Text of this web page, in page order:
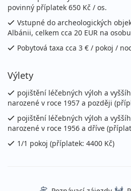
povinný příplatek 650 Kč / os.
Vstupné do archeologických
Albánii, celkem cca 20 EUR na
Pobytová taxa cca 3 € / pokoj /
Výlety
pojištění léčebných výloh a
narozené v roce 1957 a později
pojištění léčebných výloh a
narozené v roce 1956 a dříve
1/1 pokoj (příplatek: 4400 Kč)